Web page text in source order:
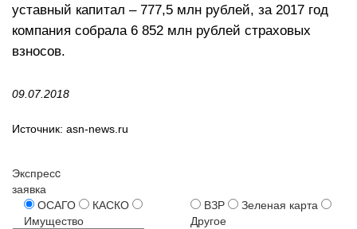
уставный капитал – 777,5 млн рублей, за 2017 год
компания собрала 6 852 млн рублей страховых
взносов.
09.07.2018
Источник: asn-news.ru
Экспресc
заявка
ОСАГО
КАСКО
Имущество
ВЗР
Зеленая карта
Другое